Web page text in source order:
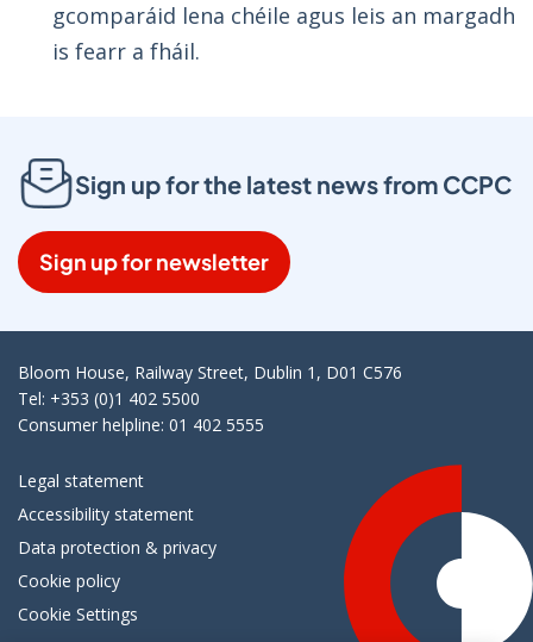
gcomparáid lena chéile agus leis an margadh
is fearr a fháil.
Sign up for the latest news from CCPC
Sign up for newsletter
Bloom House, Railway Street, Dublin 1, D01 C576
Tel: +353 (0)1 402 5500
Consumer helpline: 01 402 5555
Legal statement
Accessibility statement
Data protection & privacy
Cookie policy
Cookie Settings